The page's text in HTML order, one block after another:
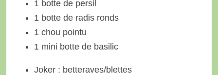
1 botte de persil
1 botte de radis ronds
1 chou pointu
1 mini botte de basilic
Joker : betteraves/blettes